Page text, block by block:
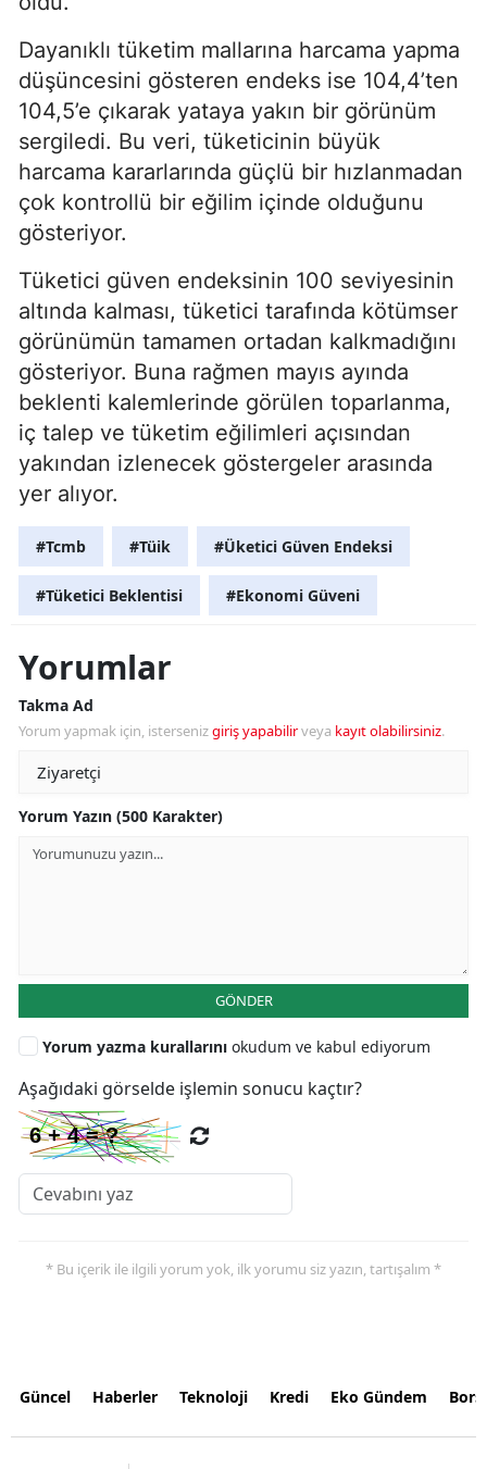
Dayanıklı tüketim mallarına harcama yapma
düşüncesini gösteren endeks ise 104,4’ten
104,5’e çıkarak yataya yakın bir görünüm
sergiledi. Bu veri, tüketicinin büyük
harcama kararlarında güçlü bir hızlanmadan
çok kontrollü bir eğilim içinde olduğunu
gösteriyor.
Tüketici güven endeksinin 100 seviyesinin
altında kalması, tüketici tarafında kötümser
görünümün tamamen ortadan kalkmadığını
gösteriyor. Buna rağmen mayıs ayında
beklenti kalemlerinde görülen toparlanma,
iç talep ve tüketim eğilimleri açısından
yakından izlenecek göstergeler arasında
yer alıyor.
#Tcmb #Tüik #Üketici Güven Endeksi
#Tüketici Beklentisi #Ekonomi Güveni
Yorumlar
Takma Ad
Yorum yapmak için, istersenizgiriş yapabilirveya kayıt olabilirsiniz.
Yorum Yazın (500 Karakter)
GÖNDER
Yorum yazma kurallarını okudum ve kabul ediyorum
Aşağıdaki görselde işlemin sonucu kaçtır?
* Bu içerik ile ilgili yorum yok, ilk yorumu siz yazın, tartışalım *
Güncel Haberler Teknoloji Kredi Eko Gündem